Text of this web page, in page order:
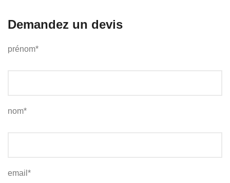
Demandez un devis
prénom*
nom*
email*